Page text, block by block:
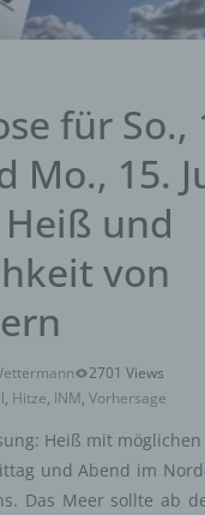
für So.,
Mo., 15.
Heiß und
von
2701 Views
, Hitze, INM, Vorhersage
Heiß mit
und Abend im
Das Meer sollte ab